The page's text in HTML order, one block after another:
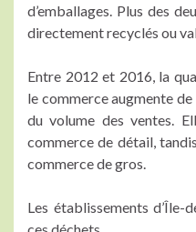
d’emballages. Plus des
directement recyclés ou
Entre 2012 et 2016, la
le commerce augmente
du volume des ventes.
commerce de détail,
commerce de gros.
Les établissements